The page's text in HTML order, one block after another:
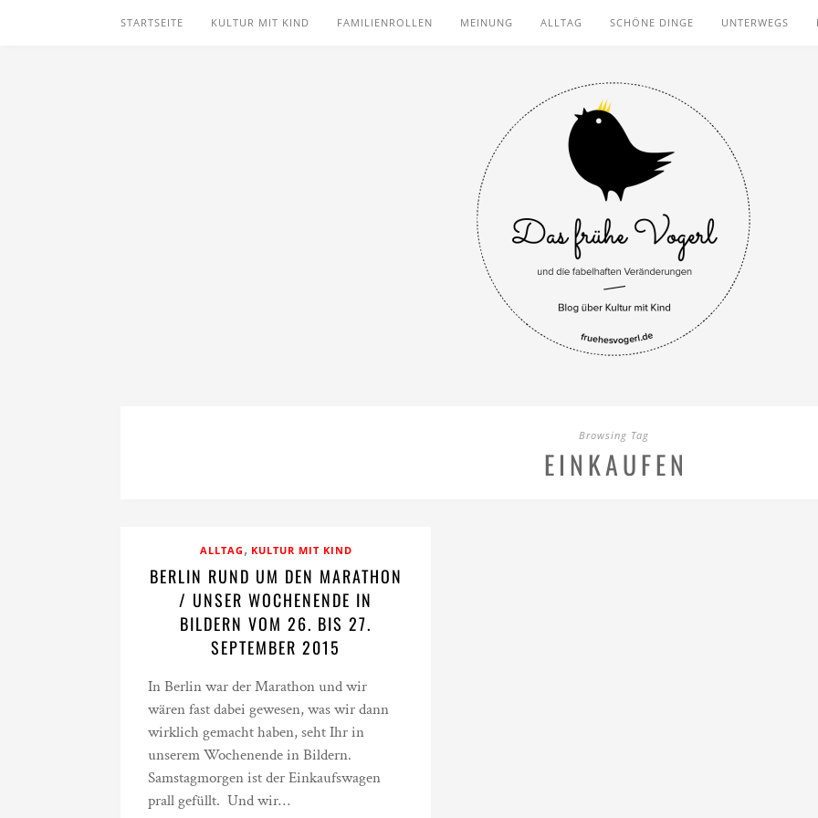
STARTSEITE KULTUR MIT KIND FAMILIENROLLEN MEINUNG ALLTAG SCHÖNE DINGE UNTERWEGS
Browsing Tag
EINKAUFEN
ALLTAG , KULTUR MIT KIND
BERLIN RUND UM DEN MARATHON
/ UNSER WOCHENENDE IN
BILDERN VOM 26. BIS 27.
SEPTEMBER 2015
In Berlin war der Marathon und wir
wären fast dabei gewesen, was wir dann
wirklich gemacht haben, seht Ihr in
unserem Wochenende in Bildern.
Samstagmorgen ist der Einkaufswagen
prall gefüllt. Und wir…